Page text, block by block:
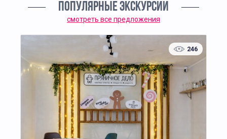
ПОПУЛЯРНЫЕ ЭКСКУРСИИ
смотреть все предложения
246